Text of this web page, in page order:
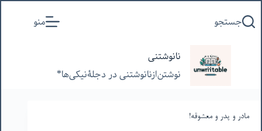
به
جستجو منو
نانوشتنی
نوشتن‌از‌نانوشتنی‌ در‌ دجلۀنیکی‌ها*
مادر و پدر و معشوقه!